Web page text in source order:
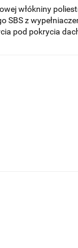
włókniny
SBS z
pod pokrycia